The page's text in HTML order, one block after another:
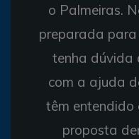
o Palmeiras.
preparada para
tenha dúvida
com a ajuda
têm entendido
proposta